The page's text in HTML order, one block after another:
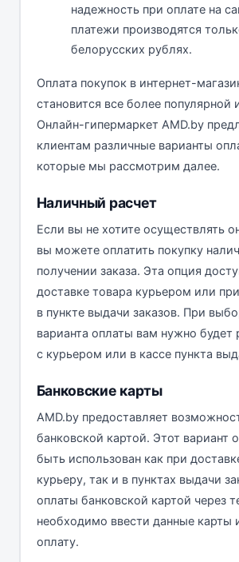
надежность при оплате на
платежи производятся
белорусских рублях.
Оплата покупок в интернет-
становится все более популярной
Онлайн-гипермаркет AMD.by
клиентам различные варианты
которые мы рассмотрим далее.
Наличный расчет
Если вы не хотите осуществлять
вы можете оплатить покупку
получении заказа. Эта опция
доставке товара курьером или
в пункте выдачи заказов. При
варианта оплаты вам нужно будет
с курьером или в кассе пункта
Банковские карты
AMD.by предоставляет
банковской картой. Этот вариант
быть использован как при
курьеру, так и в пунктах выдачи
оплаты банковской картой через
необходимо ввести данные карты
оплату.